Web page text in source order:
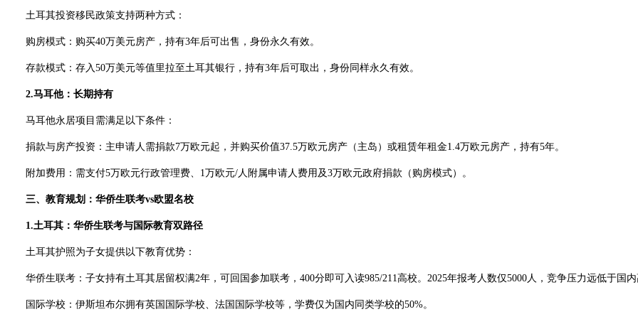
土耳其投资移民政策支持两种方式：
购房模式：购买40万美元房产，持有3年后可出售，身份永久有效。
存款模式：存入50万美元等值里拉至土耳其银行，持有3年后可取出，身份同样永久有效。
2.马耳他：长期持有
马耳他永居项目需满足以下条件：
捐款与房产投资：主申请人需捐款7万欧元起，并购买价值37.5万欧元房产（主岛）或租赁年租金1.4万欧元房产，持有5年。
附加费用：需支付5万欧元行政管理费、1万欧元/人附属申请人费用及3万欧元政府捐款（购房模式）。
三、教育规划：华侨生联考vs欧盟名校
1.土耳其：华侨生联考与国际教育双路径
土耳其护照为子女提供以下教育优势：
华侨生联考：子女持有土耳其居留权满2年，可回国参加联考，400分即可入读985/211高校。2025年报考人数仅5000人，竞争压力远低于国
国际学校：伊斯坦布尔拥有英国国际学校、法国国际学校等，学费仅为国内同类学校的50%。